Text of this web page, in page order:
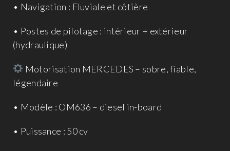
• Navigation : Fluviale et côtière
• Postes de pilotage : intérieur + extérieur
(hydraulique)
Motorisation MERCEDES – sobre, fiable,
légendaire
• Modèle : OM636 – diesel in-board
• Puissance : 50 cv